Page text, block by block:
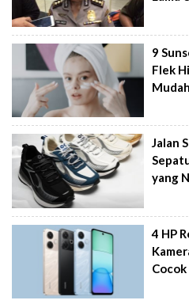
9
Flek
Jalan
yang
4 HP